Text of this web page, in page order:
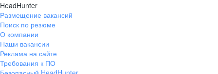
HeadHunter
Размещение вакансий
Поиск по резюме
О компании
Наши вакансии
Реклама на сайте
Требования к ПО